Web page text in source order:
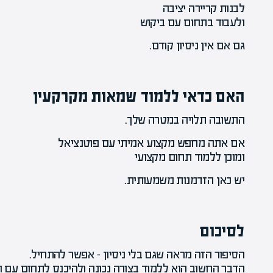
לבנות קריירה יציבה
ולעבוד בתחום עם ביקוש
גם אם אין ניסיון קודם.
האם כדאי ללמוד שמאות מקרקעין
התשובה תלויה במטרה שלך.
אם אתה מחפש מקצוע אמיתי עם פוטנציאל
ומוכן ללמוד תחום מקצועי
יש כאן הזדמנות משמעותית.
לסיכום
הסיפור הזה מראה שגם בלי ניסיון – אפשר להתחיל.
הדבר החשוב הוא ללמוד בצורה נכונה ולהיכנס לתחום עם